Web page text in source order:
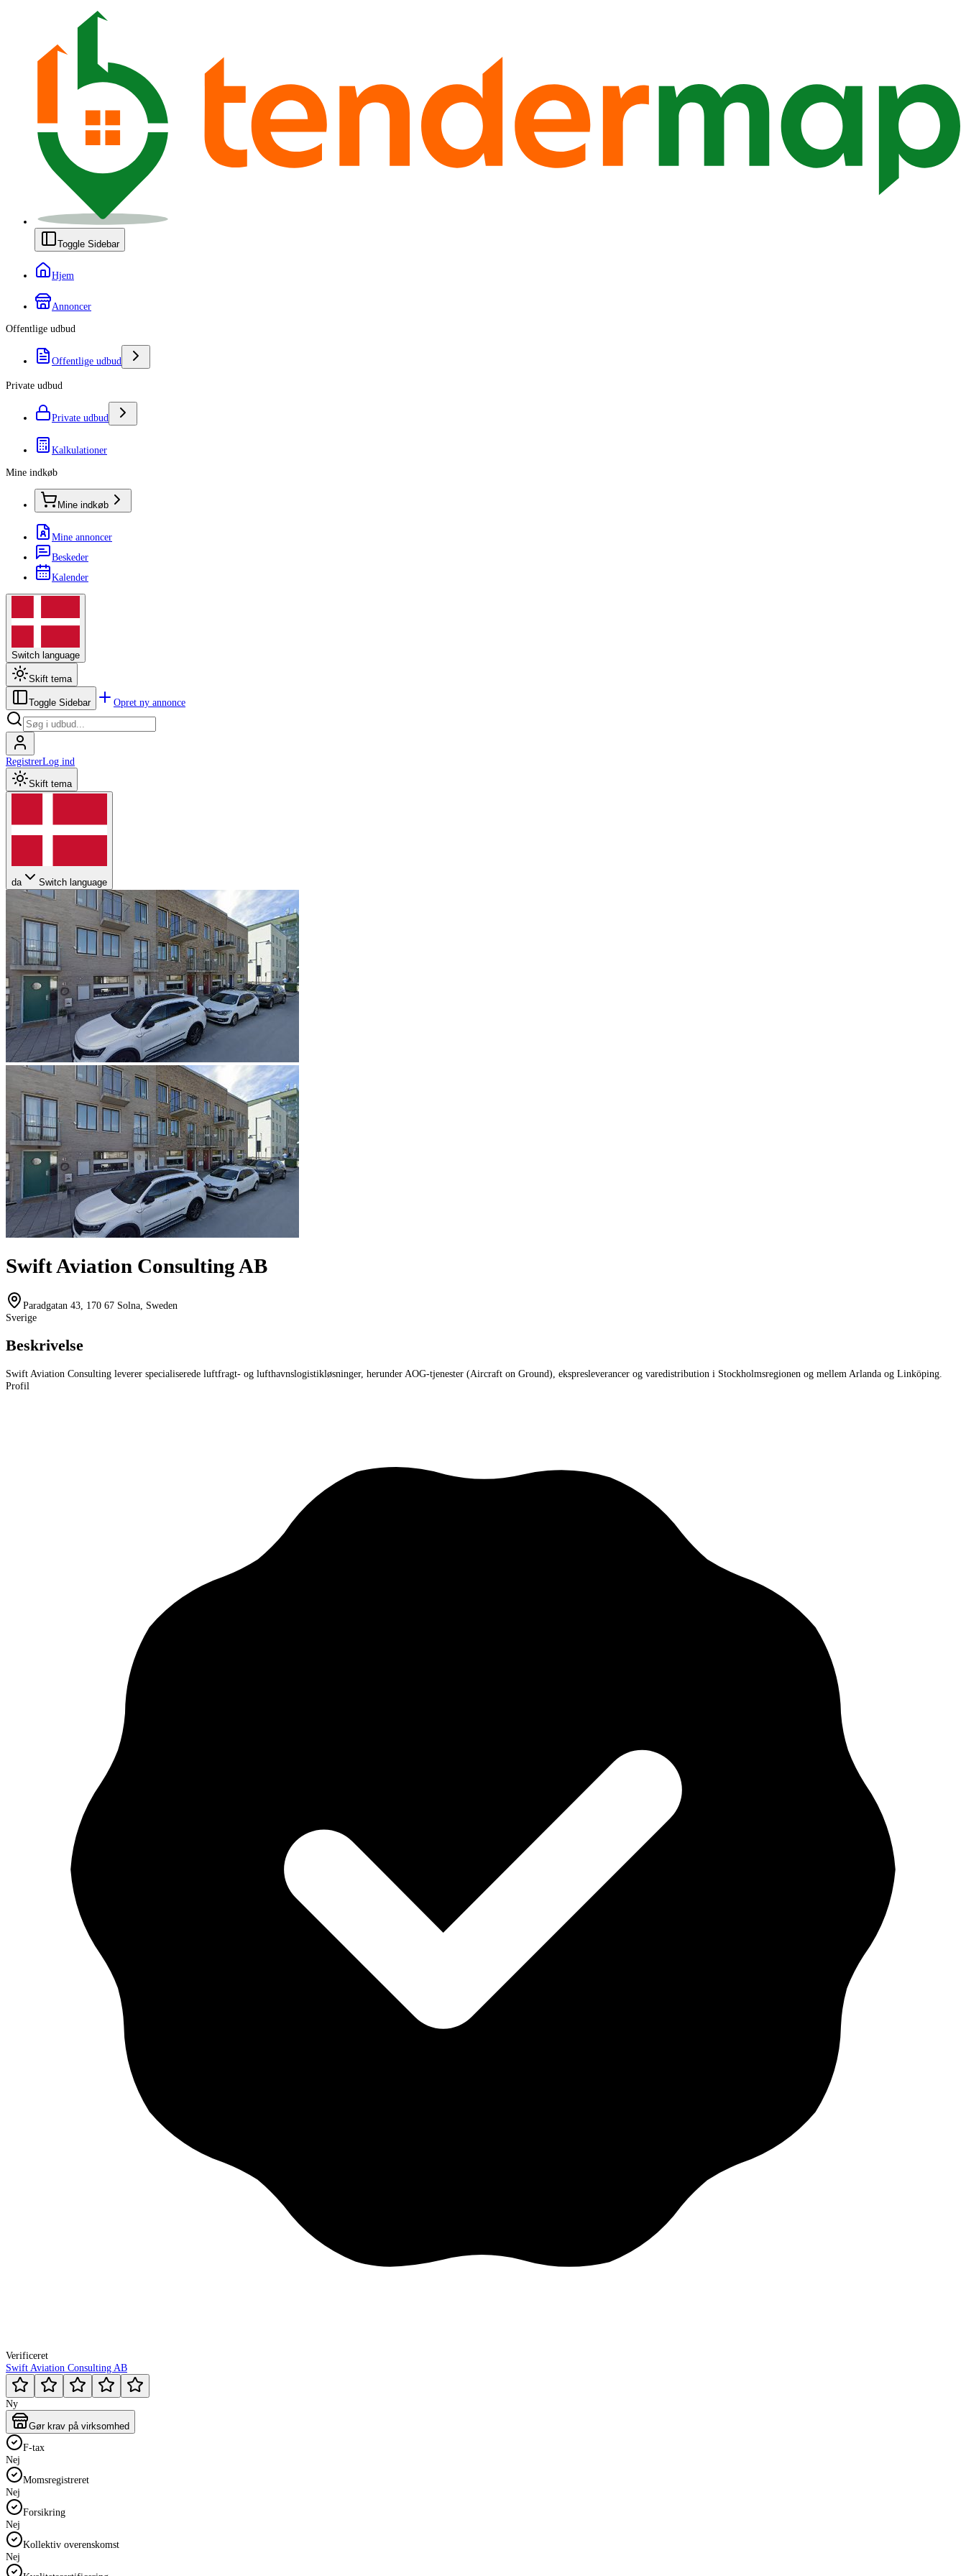
Toggle Sidebar
Hjem
Annoncer
Offentlige udbud
Offentlige udbud
Private udbud
Private udbud
Kalkulationer
Mine indkøb
Mine indkøb
Mine annoncer
Beskeder
Kalender
Switch language
Skift tema
Toggle Sidebar Opret ny annonce
RegistrerLog ind
Skift tema
da Switch language
Swift Aviation Consulting AB
Paradgatan 43, 170 67 Solna, Sweden
Sverige
Beskrivelse
Swift Aviation Consulting leverer specialiserede luftfragt- og lufthavnslogistikløsninger, herunder AOG-tjenester (Aircraft on Ground), ekspresleverancer og varedistribution i Stockholmsregionen og mellem Arlanda og Linköping.
Profil
Verificeret
Swift Aviation Consulting AB
Ny
Gør krav på virksomhed
F-tax
Nej
Momsregistreret
Nej
Forsikring
Nej
Kollektiv overenskomst
Nej